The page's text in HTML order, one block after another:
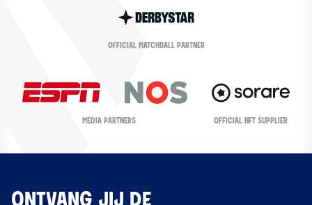
OFFICIAL MATCHBALL PARTNER
MEDIA PARTNERS OFFICIAL NFT SUPPLIER
ONTVANG JIJ DE